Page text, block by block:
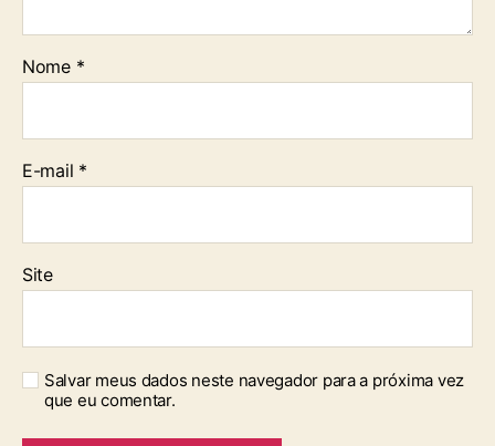
Nome *
E-mail *
Site
Salvar meus dados neste navegador para a próxima vez
que eu comentar.